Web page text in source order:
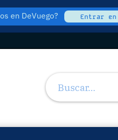
en DeVuego? Entrar en